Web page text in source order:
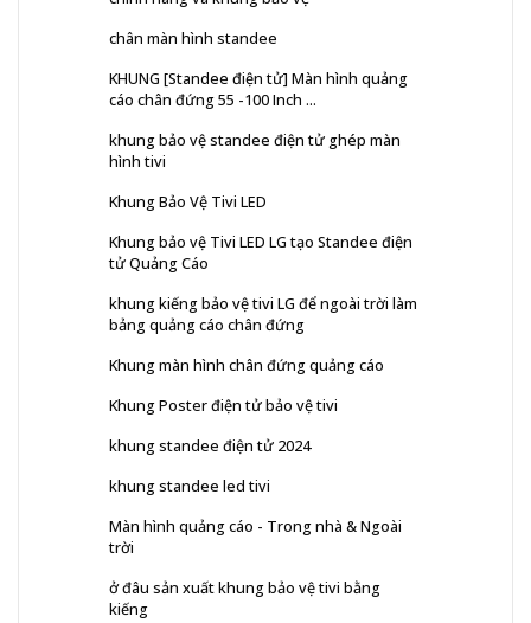
chân màn hình standee
KHUNG [Standee điện tử] Màn hình quảng
cáo chân đứng 55 -100 Inch ...
khung bảo vệ standee điện tử ghép màn
hình tivi
Khung Bảo Vệ Tivi LED
Khung bảo vệ Tivi LED LG tạo Standee điện
tử Quảng Cáo
khung kiếng bảo vệ tivi LG để ngoài trời làm
bảng quảng cáo chân đứng
Khung màn hình chân đứng quảng cáo
Khung Poster điện tử bảo vệ tivi
khung standee điện tử 2024
khung standee led tivi
Màn hình quảng cáo - Trong nhà & Ngoài
trời
ở đâu sản xuất khung bảo vệ tivi bằng
kiếng